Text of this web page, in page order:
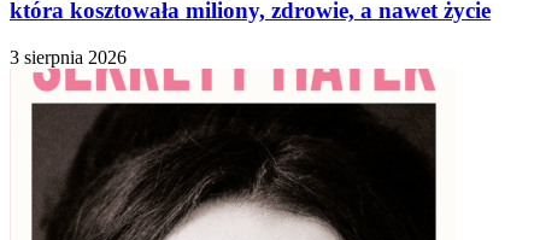
która kosztowała miliony, zdrowie, a nawet życie
3 sierpnia 2026